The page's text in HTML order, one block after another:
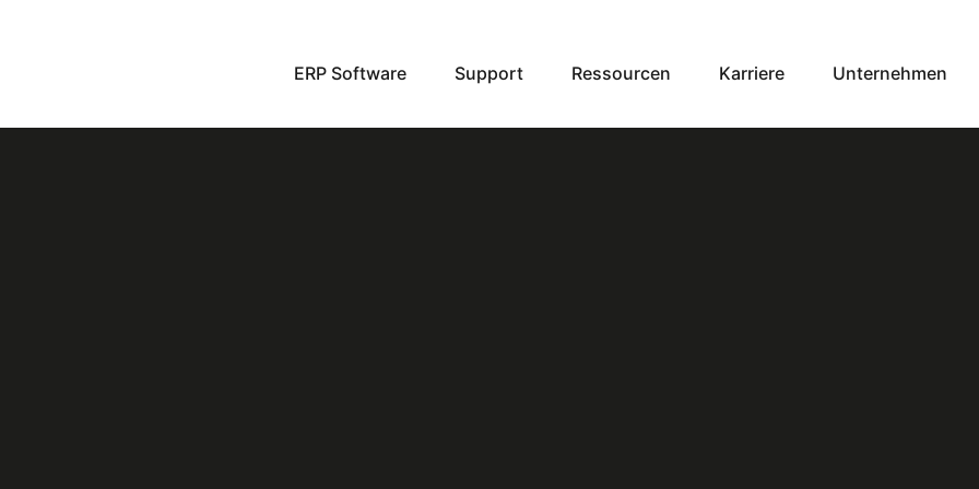
ERP Software Support Ressourcen Karriere Unternehmen